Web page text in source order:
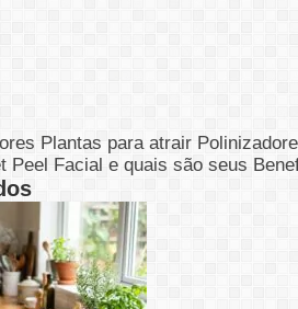
Plantas para atrair
Peel Facial e quais são seus